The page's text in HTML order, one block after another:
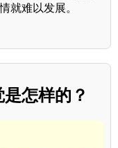
就难以发展。
怎样的？